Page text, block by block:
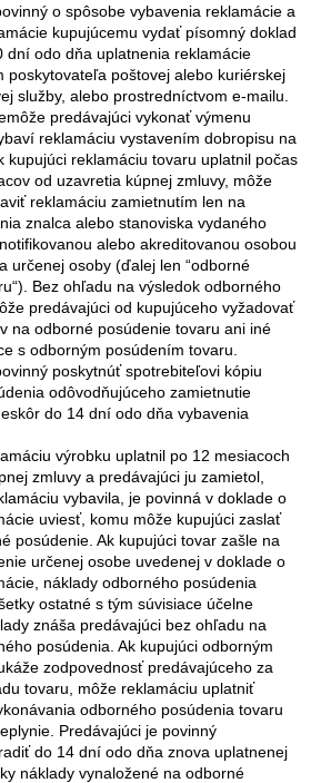
o spôsobe vybavenia reklamácie a
kupujúcemu vydať písomný doklad
dní odo dňa uplatnenia reklamácie
poskytovateľa poštovej alebo kuriérskej
služby, alebo prostredníctvom e-mailu.
predávajúci vykonať výmenu
reklamáciu vystavením dobropisu na
kupujúci reklamáciu tovaru uplatnil počas
od uzavretia kúpnej zmluvy, môže
reklamáciu zamietnutím len na
znalca alebo stanoviska vydaného
alebo akreditovanou osobou
určenej osoby (ďalej len “odborné
Bez ohľadu na výsledok odborného
predávajúci od kupujúceho vyžadovať
na odborné posúdenie tovaru ani iné
s odborným posúdením tovaru.
poskytnúť spotrebiteľovi kópiu
odôvodňujúceho zamietnutie
do 14 dní odo dňa vybavenia
výrobku uplatnil po 12 mesiacoch
zmluvy a predávajúci ju zamietol,
vybavila, je povinná v doklade o
uviesť, komu môže kupujúci zaslať
posúdenie. Ak kupujúci tovar zašle na
určenej osobe uvedenej v doklade o
náklady odborného posúdenia
ostatné s tým súvisiace účelne
znáša predávajúci bez ohľadu na
posúdenia. Ak kupujúci odborným
zodpovednosť predávajúceho za
tovaru, môže reklamáciu uplatniť
odborného posúdenia tovaru
Predávajúci je povinný
do 14 dní odo dňa znova uplatnenej
náklady vynaložené na odborné